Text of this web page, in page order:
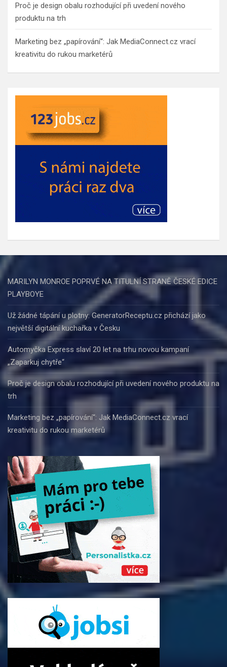
Proč je design obalu rozhodující při uvedení nového
produktu na trh
Marketing bez „papírování“: Jak MediaConnect.cz vrací
kreativitu do rukou marketérů
MARILYN MONROE POPRVÉ NA TITULNÍ STRANĚ ČESKÉ EDICE
PLAYBOYE
Už žádné tápání u plotny: GeneratorReceptu.cz přichází jako
největší digitální kuchařka v Česku
Automyčka Express slaví 20 let na trhu novou kampaní
„Zaparkuj chytře“
Proč je design obalu rozhodující při uvedení nového produktu na
trh
Marketing bez „papírování“: Jak MediaConnect.cz vrací
kreativitu do rukou marketérů